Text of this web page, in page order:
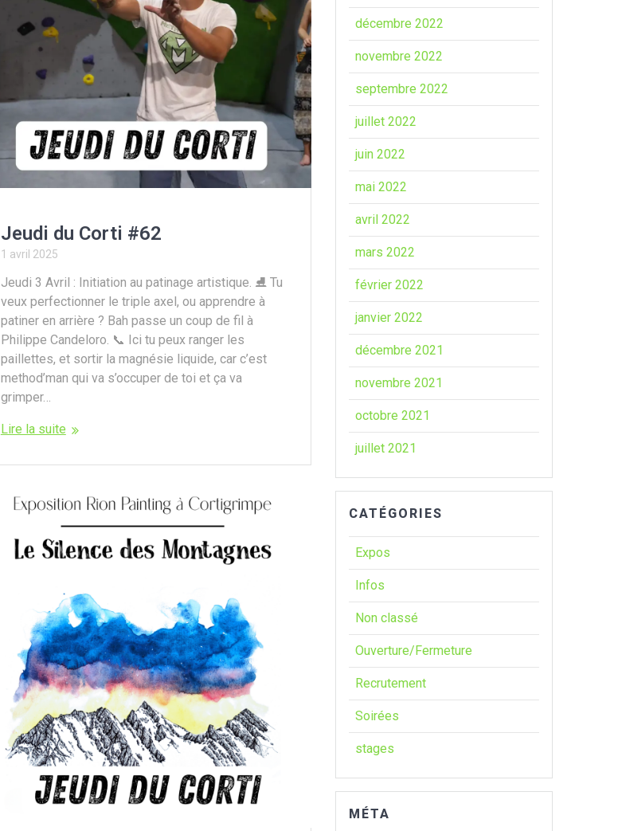
Jeudi du Corti #62
1 avril 2025
Jeudi 3 Avril : Initiation au patinage artistique. ⛸️ Tu
veux perfectionner le triple axel, ou apprendre à
patiner en arrière ? Bah passe un coup de fil à
Philippe Candeloro. 📞 Ici tu peux ranger les
paillettes, et sortir la magnésie liquide, car c’est
method’man qui va s’occuper de toi et ça va
grimper…
Lire la suite
décembre 2022
novembre 2022
septembre 2022
juillet 2022
juin 2022
mai 2022
avril 2022
mars 2022
février 2022
janvier 2022
décembre 2021
novembre 2021
octobre 2021
juillet 2021
CATÉGORIES
Expos
Infos
Non classé
Ouverture/Fermeture
Recrutement
Soirées
stages
MÉTA